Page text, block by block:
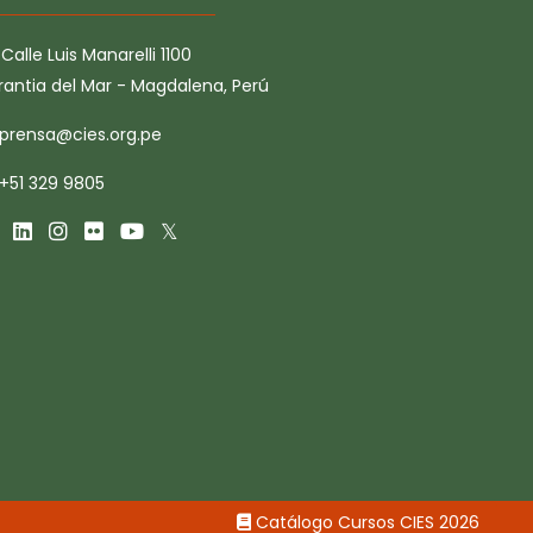
Calle Luis Manarelli 1100
del Mar - Magdalena, Perú
prensa@cies.org.pe
+51 329 9805
Catálogo Cursos CIES 2026